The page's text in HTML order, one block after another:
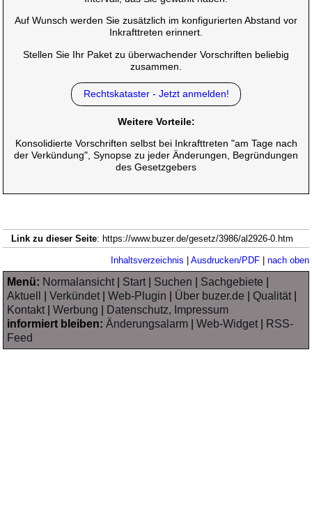
Auf Wunsch werden Sie zusätzlich im konfigurierten Abstand vor
Inkrafttreten erinnert.
Stellen Sie Ihr Paket zu überwachender Vorschriften beliebig
zusammen.
Rechtskataster - Jetzt anmelden!
Weitere Vorteile:
Konsolidierte Vorschriften selbst bei Inkrafttreten "am Tage nach
der Verkündung", Synopse zu jeder Änderungen, Begründungen
des Gesetzgebers
Link zu dieser Seite: https://www.buzer.de/gesetz/3986/al2926-0.htm
Inhaltsverzeichnis Ausdrucken/PDF| nach oben
Menü: Normalansicht| Start| Suchen Sachgebiete
Aktuell
|Verkündet|Web-Plugin Über buzer.de |Qualität|
Kontakt|Werbung
Datenschutz, Impressum
informiert bleiben: Änderungsalarm |Web-Widget|
RSS-
Feed